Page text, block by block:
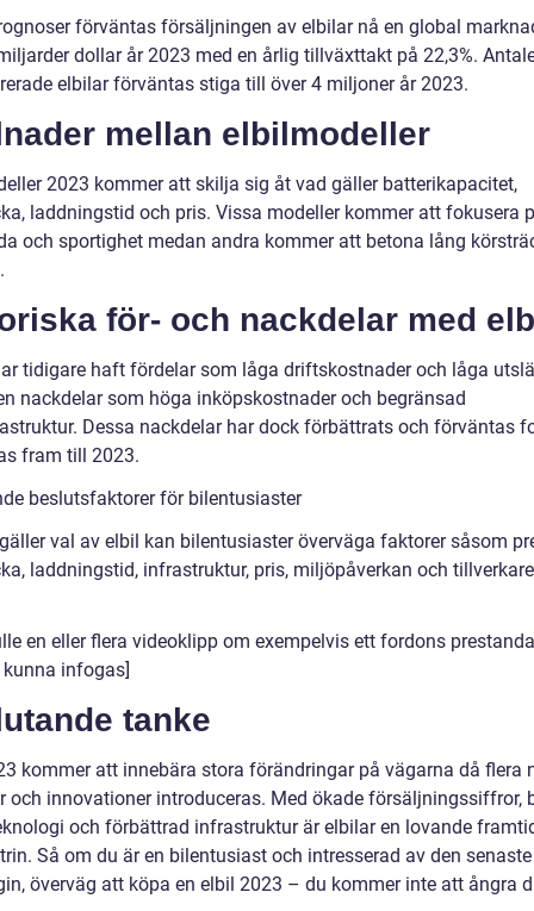
förväntas försäljningen av elbilar nå en global
dollar år 2023 med en årlig tillväxttakt på 22,3%.
elbilar förväntas stiga till över 4 miljoner år 2023.
mellan elbilmodeller
2023 kommer att skilja sig åt vad gäller batterikapacitet,
laddningstid och pris. Vissa modeller kommer att fokusera
och sportighet medan andra kommer att betona lång
för- och nackdelar med
tidigare haft fördelar som låga driftskostnader och låga
nackdelar som höga inköpskostnader och begränsad
Dessa nackdelar har dock förbättrats och förväntas
fram till 2023.
beslutsfaktorer för bilentusiaster
val av elbil kan bilentusiaster överväga faktorer såsom
laddningstid, infrastruktur, pris, miljöpåverkan och
en eller flera videoklipp om exempelvis ett fordons
infogas]
tanke
kommer att innebära stora förändringar på vägarna då flera
och innovationer introduceras. Med ökade försäljningssiffror,
och förbättrad infrastruktur är elbilar en lovande
Så om du är en bilentusiast och intresserad av den senaste
överväg att köpa en elbil 2023 – du kommer inte att ångra